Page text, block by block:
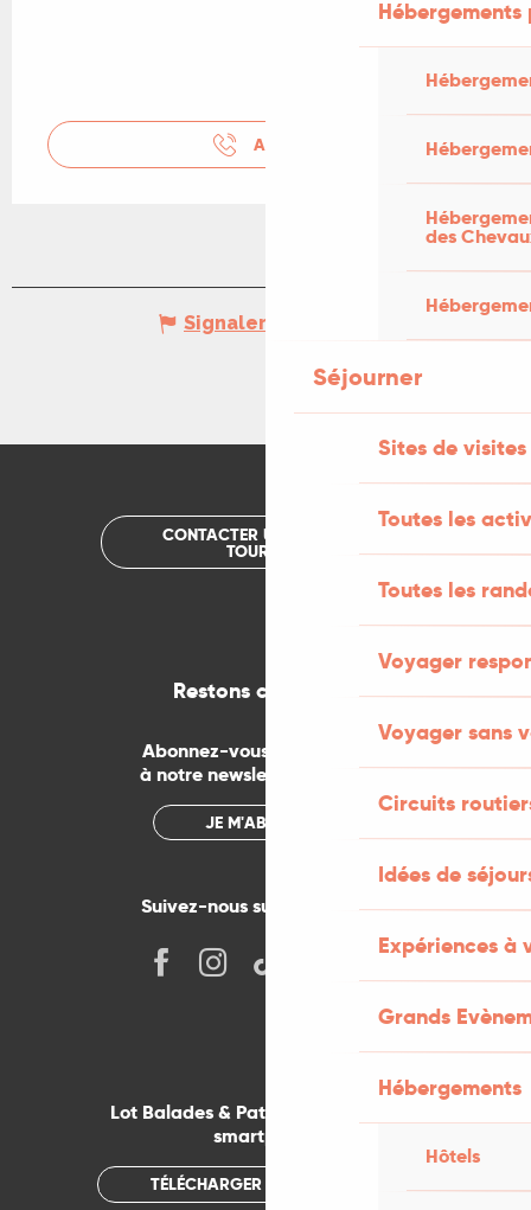
des
Séjourner
Sites de visites
Toutes les
Toutes les
Voyager
Voyager sans
Circuits
Idées de
Expériences à
Grands
Hébergements
Hôtels
APPELER
Signaler une erreur
CONTACTER UN OFFICE DE
TOURISME
Restons connectés
Abonnez-vous gratuitement
à notre newsletter mensuelle
JE M'ABONNE
Suivez-nous sur les réseaux !
Lot Balades & Patrimoines sur votre
smartphone
TÉLÉCHARGER L'APPLICATION